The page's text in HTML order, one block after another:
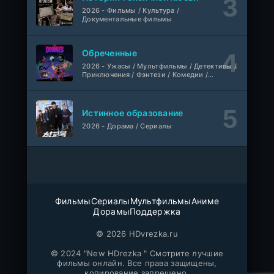
Связанные судьбой
1 сезон
Мыльные оперы Турции, AlisaDirilis, Субтитры
Шатёр чародея
1 сезон
1-6 серия
Дубляж
2026 - Фильмы / Культура /
Документальные фильмы
Обреченные
2026 - Ужасы / Мультфильмы / Детективы /
Приключения / Фэнтези / Комедии /
Истинное образование
2026 - Дорама / Сериалы
ФильмыСериалыМультфильмыАниме
ДорамыПоддержка
© 2026 HDvrezka.ru
© 2024 "New HDrezka " Смотрите лучшие
фильмы онлайн. Все права защищены,